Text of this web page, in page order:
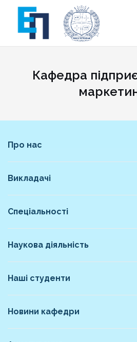
content
Кафедра
Про нас
Викладачі
Спеціальності
Наукова діяльність
Наші студенти
Новини кафедри